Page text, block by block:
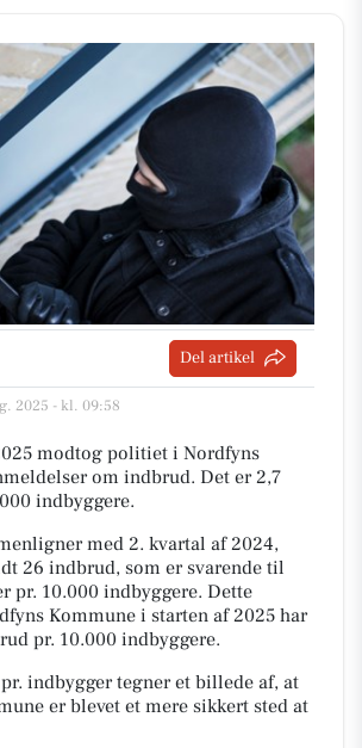
Del artikel
2025 - kl. 09:58
modtog politiet i Nordfyns
om indbrud. Det er 2,7
indbyggere.
med 2. kvartal af 2024,
26 indbrud, som er svarende til
pr. 10.000 indbyggere. Dette
Kommune i starten af 2025 har
pr. 10.000 indbyggere.
indbygger tegner et billede af, at
er blevet et mere sikkert sted at